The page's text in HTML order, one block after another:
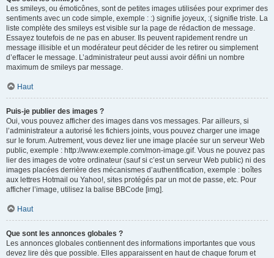
Les smileys, ou émoticônes, sont de petites images utilisées pour exprimer des
sentiments avec un code simple, exemple : :) signifie joyeux, :( signifie triste. La
liste complète des smileys est visible sur la page de rédaction de message.
Essayez toutefois de ne pas en abuser. Ils peuvent rapidement rendre un
message illisible et un modérateur peut décider de les retirer ou simplement
d’effacer le message. L’administrateur peut aussi avoir défini un nombre
maximum de smileys par message.
Haut
Puis-je publier des images ?
Oui, vous pouvez afficher des images dans vos messages. Par ailleurs, si
l’administrateur a autorisé les fichiers joints, vous pouvez charger une image
sur le forum. Autrement, vous devez lier une image placée sur un serveur Web
public, exemple : http://www.exemple.com/mon-image.gif. Vous ne pouvez pas
lier des images de votre ordinateur (sauf si c’est un serveur Web public) ni des
images placées derrière des mécanismes d’authentification, exemple : boîtes
aux lettres Hotmail ou Yahoo!, sites protégés par un mot de passe, etc. Pour
afficher l’image, utilisez la balise BBCode [img].
Haut
Que sont les annonces globales ?
Les annonces globales contiennent des informations importantes que vous
devez lire dès que possible. Elles apparaissent en haut de chaque forum et